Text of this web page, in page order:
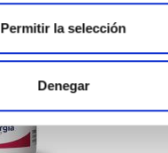
Permitir la selección
Denegar